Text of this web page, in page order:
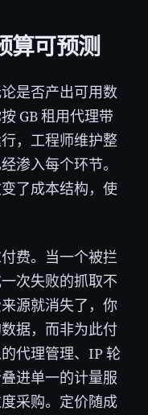
算可预测
是否产出可用数
GB 租用代理带
，工程师维护整
渗入每个环节。
了成本结构，使
费。当一个被拦
次失败的抓取不
源就消失了，你
据，而非为此付
代理管理、IP 轮
进单一的计量服
采购。定价随成